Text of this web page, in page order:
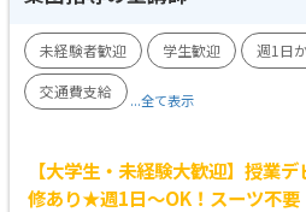
未経験者歓迎 学生歓迎 週1日
交通費支給
...全て表示
【大学生・未経験大歓迎】授業
修あり★週1日～OK！スーツ不要